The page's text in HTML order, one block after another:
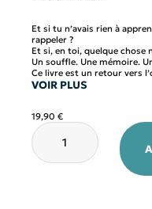
Et si tu n’avais rien à apprendre… mais quelque
rappeler ?
Et si, en toi, quelque chose
Un
Ce livre est un retour vers l’origine, là où tu n’es pas
cœur du vivant.
Puis il t’accompagne, pas à pas, à travers des gestes
essentiels.
Il t’offre douze clés pour rouvrir ce qui, en toi, n’a
d’être vivant.
VOIR PLUS
19,90 €
quantité
de
Religaré,
Humain